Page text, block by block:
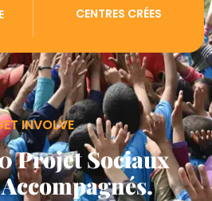
CENTRES CRÉES
INVOLVE
Projet Sociaux